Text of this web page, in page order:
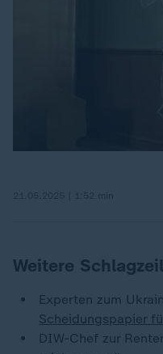
Weitere
Experten zum
Scheidungspapier
DIW-Chef zur